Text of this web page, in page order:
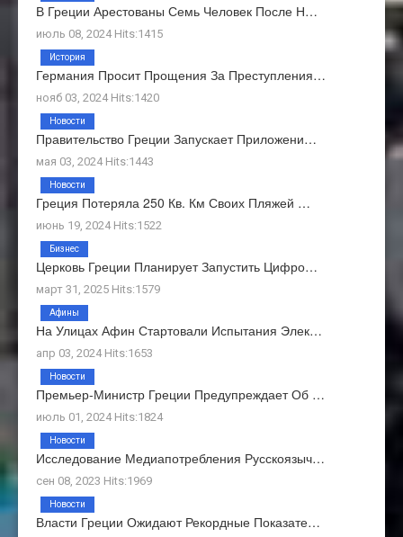
В Греции Арестованы Семь Человек После Н…
июль 08, 2024 Hits:1415
Германия Просит Прощения За Преступления…
нояб 03, 2024 Hits:1420
История
Правительство Греции Запускает Приложени…
мая 03, 2024 Hits:1443
Новости
Греция Потеряла 250 Кв. Км Своих Пляжей …
июнь 19, 2024 Hits:1522
Новости
Церковь Греции Планирует Запустить Цифро…
март 31, 2025 Hits:1579
Бизнес
На Улицах Афин Стартовали Испытания Элек…
апр 03, 2024 Hits:1653
Афины
Премьер-Министр Греции Предупреждает Об …
июль 01, 2024 Hits:1824
Новости
Исследование Медиапотребления Русскоязыч…
сен 08, 2023 Hits:1969
Новости
Власти Греции Ожидают Рекордные Показате…
Новости